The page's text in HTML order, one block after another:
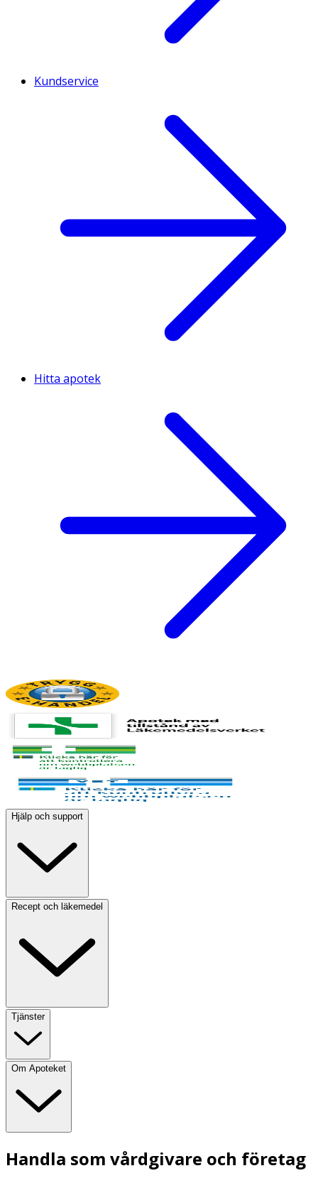
Kundservice
Hitta apotek
Hjälp och support
Recept och läkemedel
Tjänster
Om Apoteket
Handla som vårdgivare och företag